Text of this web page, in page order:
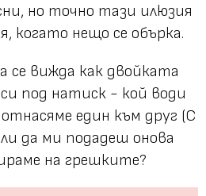
но точно тази илюзия
когато нещо се обърка.
се вижда как двойката
под натиск - кой води
отнасяме един към друг (С
да ми подадеш онова
на грешките?